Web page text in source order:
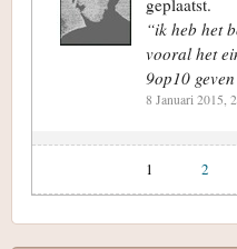
geplaatst.
“ik heb het
vooral het
9op10
8 Januari 2015,
1 2